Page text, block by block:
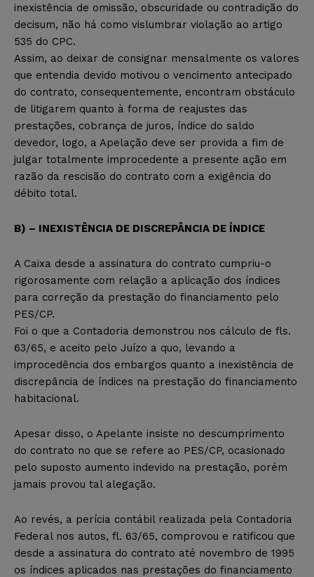
inexistência de omissão, obscuridade ou contradição do
decisum, não há como vislumbrar violação ao artigo
535 do CPC.
Assim, ao deixar de consignar mensalmente os valores
que entendia devido motivou o vencimento antecipado
do contrato, consequentemente, encontram obstáculo
de litigarem quanto à forma de reajustes das
prestações, cobrança de juros, índice do saldo
devedor, logo, a Apelação deve ser provida a fim de
julgar totalmente improcedente a presente ação em
razão da rescisão do contrato com a exigência do
débito total.
B) – INEXISTÊNCIA DE DISCREPÂNCIA DE ÍNDICE
A Caixa desde a assinatura do contrato cumpriu-o
rigorosamente com relação a aplicação dos índices
para correção da prestação do financiamento pelo
PES/CP.
Foi o que a Contadoria demonstrou nos cálculo de fls.
63/65, e aceito pelo Juízo a quo, levando a
improcedência dos embargos quanto a inexistência de
discrepância de índices na prestação do financiamento
habitacional.
Apesar disso, o Apelante insiste no descumprimento
do contrato no que se refere ao PES/CP, ocasionado
pelo suposto aumento indevido na prestação, porém
jamais provou tal alegação.
Ao revés, a perícia contábil realizada pela Contadoria
Federal nos autos, fl. 63/65, comprovou e ratificou que
desde a assinatura do contrato até novembro de 1995
os índices aplicados nas prestações do financiamento